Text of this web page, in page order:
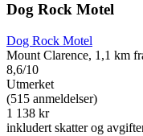
Dog Rock Motel
Dog Rock Motel
Mount Clarence, 1,1 km
8,6/10
Utmerket
(515 anmeldelser)
1 138 kr
inkludert skatter og